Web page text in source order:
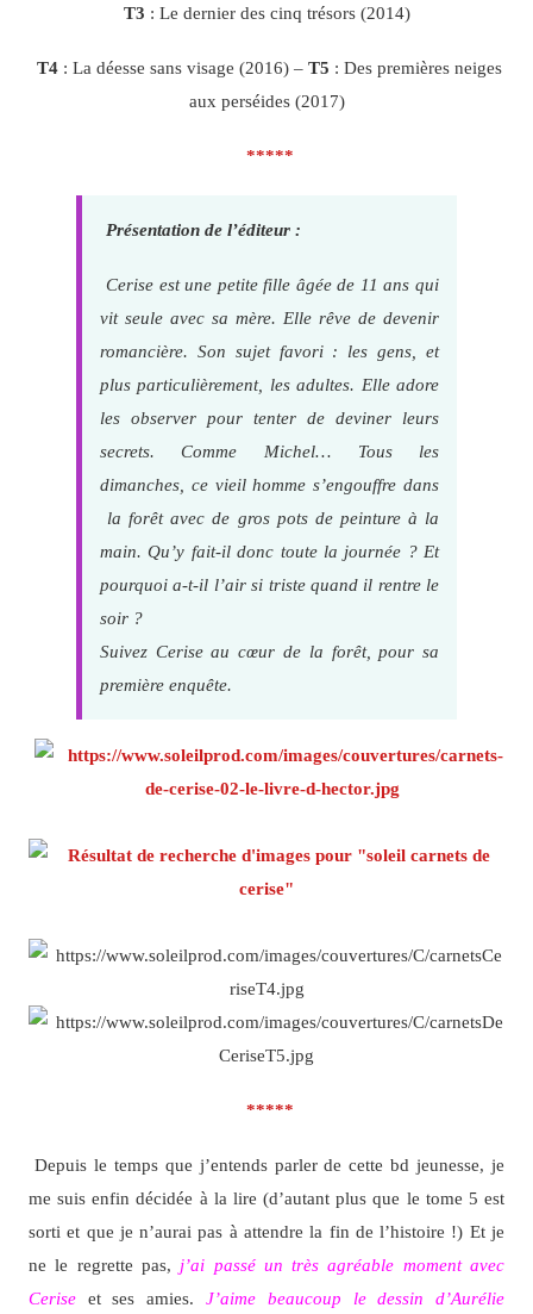
T3 : Le dernier des cinq trésors (2014)
T4 : La déesse sans visage (2016) – T5 : Des premières neiges
aux perséides (2017)
*****
Présentation de l’éditeur :
Cerise est une petite fille âgée de 11 ans qui
vit seule avec sa mère. Elle rêve de devenir
romancière. Son sujet favori : les gens, et
plus particulièrement, les adultes. Elle adore
les observer pour tenter de deviner leurs
secrets. Comme Michel… Tous les
dimanches, ce vieil homme s’engouffre dans
la forêt avec de gros pots de peinture à la
main. Qu’y fait-il donc toute la journée ? Et
pourquoi a-t-il l’air si triste quand il rentre le
soir ?
Suivez Cerise au cœur de la forêt, pour sa
première enquête.
*****
Depuis le temps que j’entends parler de cette bd jeunesse, je
me suis enfin décidée à la lire (d’autant plus que le tome 5 est
sorti et que je n’aurai pas à attendre la fin de l’histoire !) Et je
ne le regrette pas, j’ai passé un très agréable moment avec
Cerise et ses amies. J’aime beaucoup le dessin d’Aurélie